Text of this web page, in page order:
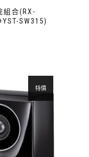
組合(RX-
SW315)
特價